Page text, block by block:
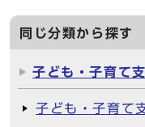
同じ分類から探す
子ども・子育て
子ども・子育て